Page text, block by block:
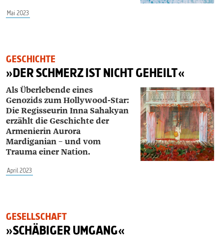
Mai 2023
GESCHICHTE
»DER SCHMERZ IST NICHT GEHEILT«
Als Überlebende eines
Genozids zum Hollywood-Star:
Die Regisseurin Inna Sahakyan
erzählt die Geschichte der
Armenierin Aurora
Mardiganian – und vom
Trauma einer Nation.
April 2023
GESELLSCHAFT
»SCHÄBIGER UMGANG«